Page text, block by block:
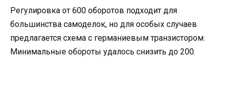
Регулировка от 600 оборотов подходит для
большинства самоделок, но для особых случаев
предлагается схема с германиевым транзистором.
Минимальные обороты удалось снизить до 200.